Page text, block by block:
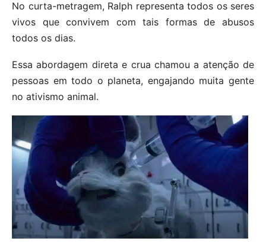
No curta-metragem, Ralph representa todos os seres
vivos que convivem com tais formas de abusos
todos os dias.
Essa abordagem direta e crua chamou a atenção de
pessoas em todo o planeta, engajando muita gente
no ativismo animal.